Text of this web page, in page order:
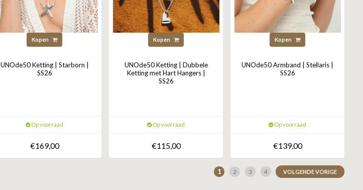
Kopen
UNOde50 Ketting | Starborn |
SS26
Op voorraad
€169,00
Kopen
UNOde50 Ketting | Dubbele
Ketting met Hart Hangers |
SS26
Op voorraad
€115,00
Kopen
UNOde50 Armband | Stellaris |
SS26
Op voorraad
€139,00
1 2 3 4 VOLGENDE VORIGE